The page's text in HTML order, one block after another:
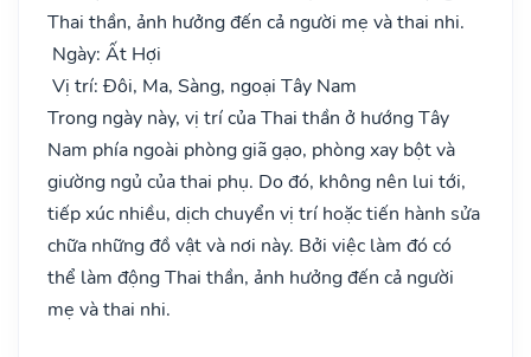
Thai thần, ảnh hưởng đến cả người mẹ và thai nhi.
Ngày: Ất Hợi
Vị trí: Đôi, Ma, Sàng, ngoại Tây Nam
Trong ngày này, vị trí của Thai thần ở hướng Tây
Nam phía ngoài phòng giã gạo, phòng xay bột và
giường ngủ của thai phụ. Do đó, không nên lui tới,
tiếp xúc nhiều, dịch chuyển vị trí hoặc tiến hành sửa
chữa những đồ vật và nơi này. Bởi việc làm đó có
thể làm động Thai thần, ảnh hưởng đến cả người
mẹ và thai nhi.